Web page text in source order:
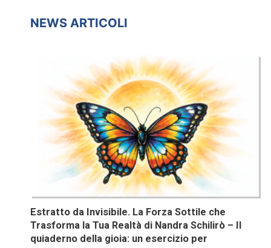
NEWS ARTICOLI
Estratto da Invisibile. La Forza Sottile che
Trasforma la Tua Realtà di Nandra Schilirò – Il
quiaderno della gioia: un esercizio per